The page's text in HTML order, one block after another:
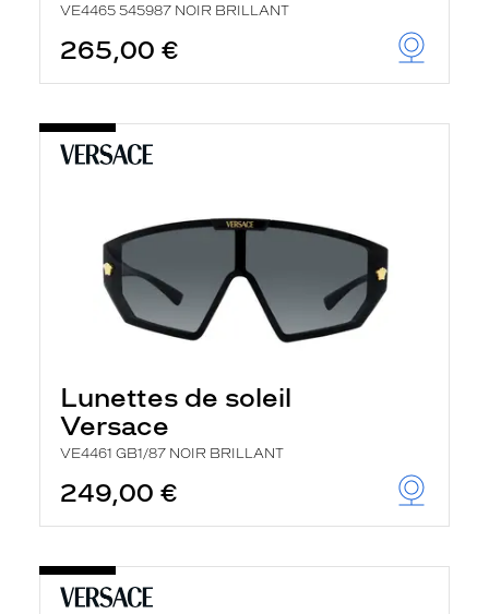
VE4465 545987 NOIR BRILLANT
265,00 €
Lunettes de soleil
Versace
VE4461 GB1/87 NOIR BRILLANT
249,00 €